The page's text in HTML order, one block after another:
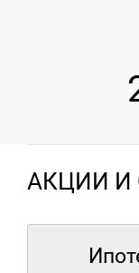
АКЦИИ И